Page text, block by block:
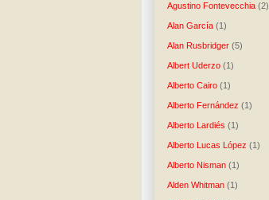
Agustino Fontevecchia (2)
Alan García (1)
Alan Rusbridger (5)
Albert Uderzo (1)
Alberto Cairo (1)
Alberto Fernández (1)
Alberto Lardiés (1)
Alberto Lucas López (1)
Alberto Nisman (1)
Alden Whitman (1)